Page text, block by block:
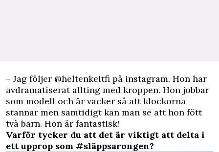
– Jag följer @heltenkeltfi på instagram. Hon har
avdramatiserat allting med kroppen. Hon jobbar
som modell och är vacker så att klockorna
stannar men samtidigt kan man se att hon fött
två barn. Hon är fantastisk!
Varför tycker du att det är viktigt att delta i
ett upprop som #släppsarongen?